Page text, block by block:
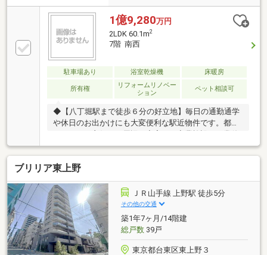
1億9,280万円
2LDK 60.1m2
7階 南西
駐車場あり 浴室乾燥機 床暖房
所有権
リフォームリノベー
ション
ペット相談可
◆【八丁堀駅まで徒歩６分の好立地】毎日の通勤通学
や休日のお出かけにも大変便利な駅近物件です。都心
アクセスも良好で、周辺の充実した商業施設も日常使
いでき、買い物も快適。◆【格式高く豪華なエントラ
ンスデザイン】住まう方やゲストを優雅に迎え入れ
る、高級感溢れる迎賓空間です。上質な素材を贅沢に
使用した美しい空間が、日々の暮らしに誇りと歓びを
もたらします。◆【ペットと暮らせる癒しの空間】愛
犬や愛猫は大切な家族の一員です。ペット飼育可能
（細則あり）な当物件で、新しい生活を共にスター
ト。笑顔が溢れる豊かな毎日をどうぞ。お問い合わせ
は【フリーダイヤル：0120-702-700】までお気軽にど
うぞ♪
ブリリア東上野
ＪＲ山手線 上野駅 徒歩5分
その他の交通
築1年7ヶ月/14階建
総戸数39戸
東京都台東区東上野３